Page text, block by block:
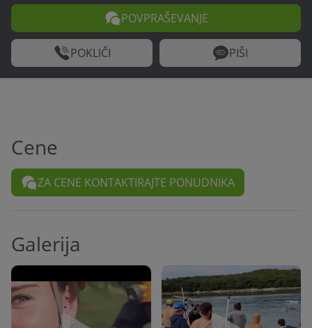
POVPRAŠEVANJE
POKLIČI PIŠI
Cene
ZA CENE KONTAKTIRAJTE PONUDNIKA
Galerija